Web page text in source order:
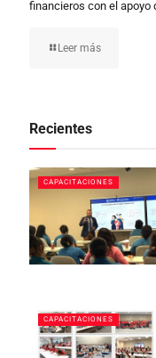
financieros con el apoyo
Leer más
Recientes
CAPACITACIONES
CAPACITACIONES